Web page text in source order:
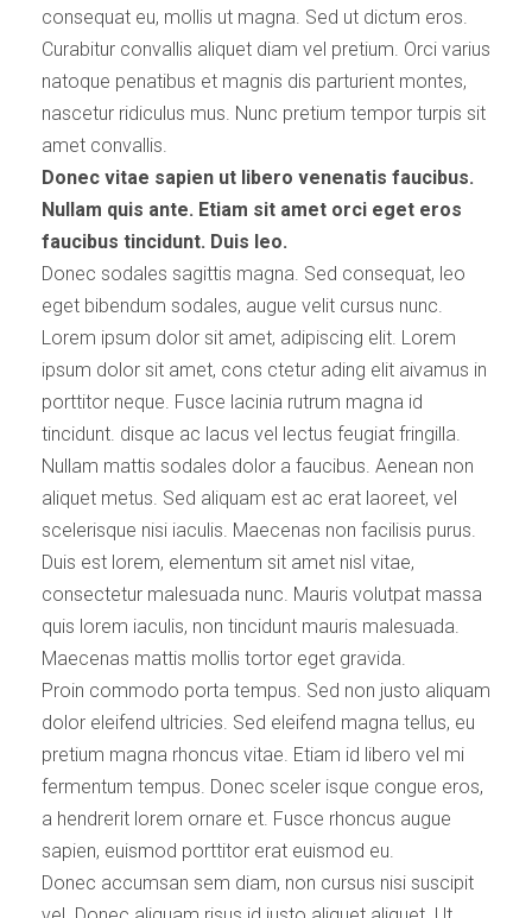
consequat eu, mollis ut magna. Sed ut dictum eros.
Curabitur convallis aliquet diam vel pretium. Orci varius
natoque penatibus et magnis dis parturient montes,
nascetur ridiculus mus. Nunc pretium tempor turpis sit
amet convallis.
Donec vitae sapien ut libero venenatis faucibus.
Nullam quis ante. Etiam sit amet orci eget eros
faucibus tincidunt. Duis leo.
Donec sodales sagittis magna. Sed consequat, leo
eget bibendum sodales, augue velit cursus nunc.
Lorem ipsum dolor sit amet, adipiscing elit. Lorem
ipsum dolor sit amet, cons ctetur ading elit aivamus in
porttitor neque. Fusce lacinia rutrum magna id
tincidunt. disque ac lacus vel lectus feugiat fringilla.
Nullam mattis sodales dolor a faucibus. Aenean non
aliquet metus. Sed aliquam est ac erat laoreet, vel
scelerisque nisi iaculis. Maecenas non facilisis purus.
Duis est lorem, elementum sit amet nisl vitae,
consectetur malesuada nunc. Mauris volutpat massa
quis lorem iaculis, non tincidunt mauris malesuada.
Maecenas mattis mollis tortor eget gravida.
Proin commodo porta tempus. Sed non justo aliquam
dolor eleifend ultricies. Sed eleifend magna tellus, eu
pretium magna rhoncus vitae. Etiam id libero vel mi
fermentum tempus. Donec sceler isque congue eros,
a hendrerit lorem ornare et. Fusce rhoncus augue
sapien, euismod porttitor erat euismod eu.
Donec accumsan sem diam, non cursus nisi suscipit